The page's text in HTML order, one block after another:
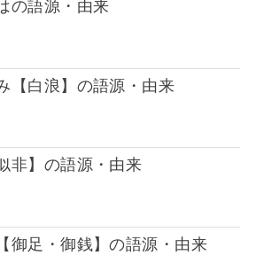
の語源・由来
【白浪】の語源・由来
非】の語源・由来
御足・御銭】の語源・由来